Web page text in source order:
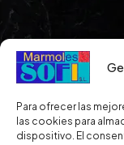
Para ofrecer las
las cookies para
dispositivo. El